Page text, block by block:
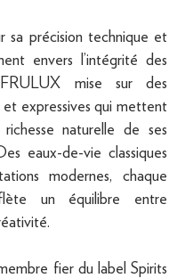
sa précision technique et
envers l’intégrité des
mise sur des
et expressives qui mettent
naturelle de ses
eaux-de-vie classiques
modernes, chaque
un équilibre entre
fier du label Spirits